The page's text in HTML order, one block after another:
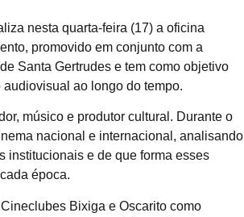
nesta quarta-feira (17) a oficina
promovido em conjunto com a
Santa Gertrudes e tem como objetivo
ao longo do tempo.
músico e produtor cultural. Durante o
nacional e internacional, analisando
institucionais e de que forma esses
época.
Bixiga e Oscarito como